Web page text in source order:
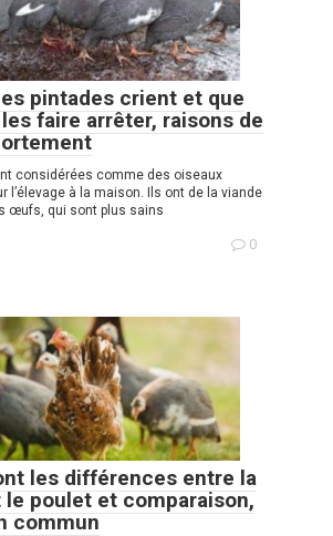
pintades crient et que
faire arrêter, raisons de
considérées comme des oiseaux
l’élevage à la maison. Ils ont de la viande
œufs, qui sont plus sains
0
les différences entre la
poulet et comparaison,
commun